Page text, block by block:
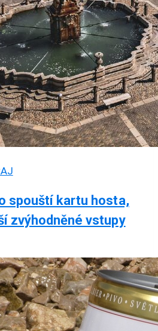
spouští kartu hosta,
zvýhodněné vstupy